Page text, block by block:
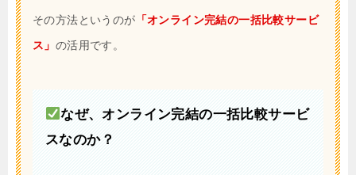
その方法というのが 「オンライン完結の一括比較サービ
ス」 の活用です。
なぜ、オンライン完結の一括比較サービ
スなのか？